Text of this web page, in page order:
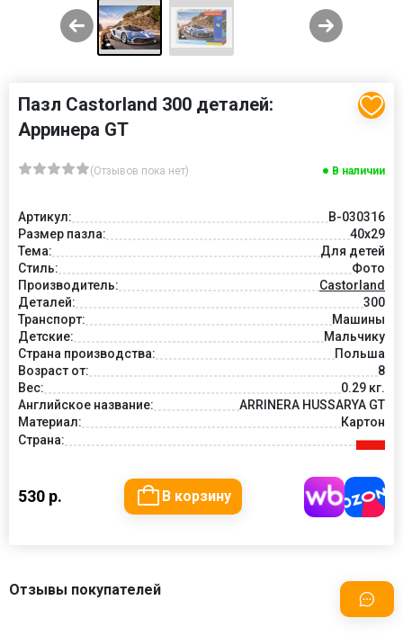
Пазл Castorland 300 деталей:
Арринера GT
(Отзывов пока нет) В наличии
Артикул:
В-030316
Размер пазла:
40x29
Тема:
Для детей
Стиль:
Фото
Производитель:
Castorland
Деталей:
300
Транспорт:
Машины
Детские:
Мальчику
Страна производства:
Польша
Возраст от:
8
Вес:
0.29 кг.
Английское название:
ARRINERA HUSSARYA GT
Материал:
Картон
Страна:
530 р. В корзину
Отзывы покупателей